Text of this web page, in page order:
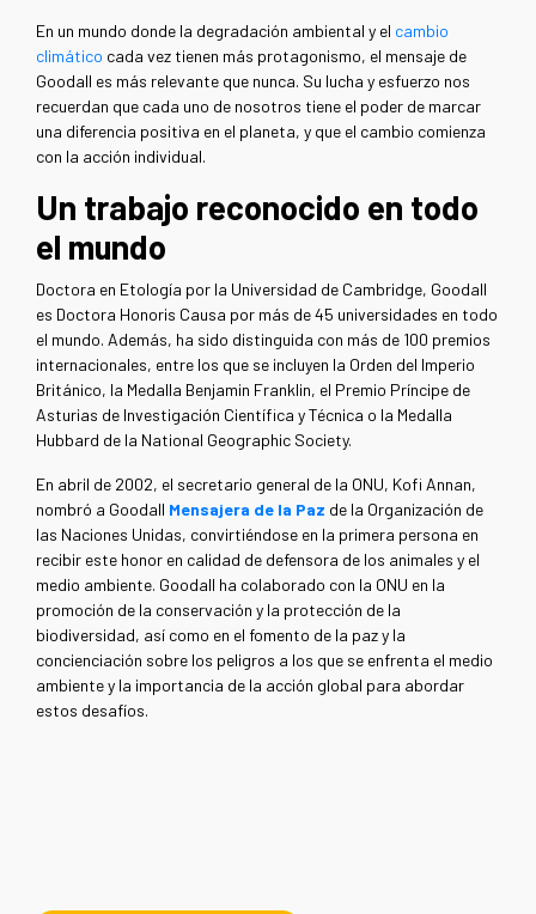
En un mundo donde la degradación ambiental y el cambio
climático cada vez tienen más protagonismo, el mensaje de
Goodall es más relevante que nunca. Su lucha y esfuerzo nos
recuerdan que cada uno de nosotros tiene el poder de marcar
una diferencia positiva en el planeta, y que el cambio comienza
con la acción individual.
Un trabajo reconocido en todo
el mundo
Doctora en Etología por la Universidad de Cambridge, Goodall
es Doctora Honoris Causa por más de 45 universidades en todo
el mundo. Además, ha sido distinguida con más de 100 premios
internacionales, entre los que se incluyen la Orden del Imperio
Británico, la Medalla Benjamin Franklin, el Premio Príncipe de
Asturias de Investigación Científica y Técnica o la Medalla
Hubbard de la National Geographic Society.
En abril de 2002, el secretario general de la ONU, Kofi Annan,
nombró a Goodall Mensajera de la Paz de la Organización de
las Naciones Unidas, convirtiéndose en la primera persona en
recibir este honor en calidad de defensora de los animales y el
medio ambiente. Goodall ha colaborado con la ONU en la
promoción de la conservación y la protección de la
biodiversidad, así como en el fomento de la paz y la
concienciación sobre los peligros a los que se enfrenta el medio
ambiente y la importancia de la acción global para abordar
estos desafíos.